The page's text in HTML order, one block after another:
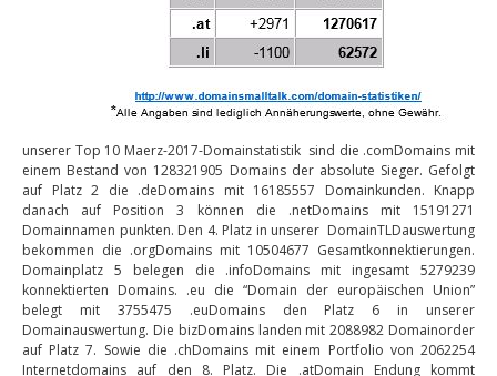
unserer Top 10 Maerz-2017-Domainstatistik sind die .comDomains mit
einem Bestand von 128321905 Domains der absolute Sieger. Gefolgt
auf Platz 2 die .deDomains mit 16185557 Domainkunden. Knapp
danach auf Position 3 können die .netDomains mit 15191271
Domainnamen punkten. Den 4. Platz in unserer DomainTLDauswertung
bekommen die .orgDomains mit 10504677 Gesamtkonnektierungen.
Domainplatz 5 belegen die .infoDomains mit ingesamt 5279239
konnektierten Domains. .eu die “Domain der europäischen Union”
belegt mit 3755475 .euDomains den Platz 6 in unserer
Domainauswertung. Die bizDomains landen mit 2088982 Domainorder
auf Platz 7. Sowie die .chDomains mit einem Portfolio von 2062254
Internetdomains auf den 8. Platz. Die .atDomain Endung kommt